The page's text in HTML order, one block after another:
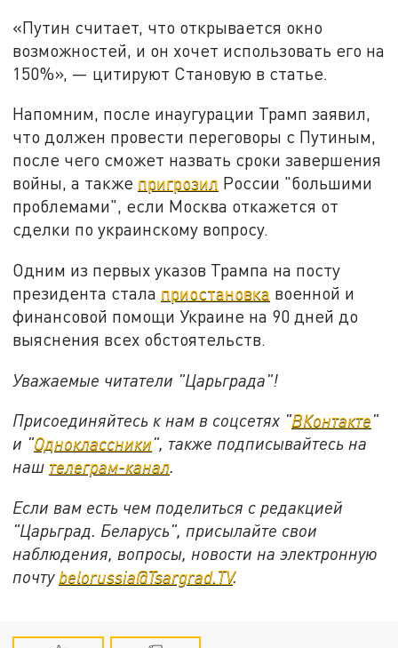
«Путин считает, что открывается окно
возможностей, и он хочет использовать его на
150%», — цитируют Становую в статье.
Напомним, после инаугурации Трамп заявил,
что должен провести переговоры с Путиным,
после чего сможет назвать сроки завершения
войны, а также пригрозил России "большими
проблемами", если Москва откажется от
сделки по украинскому вопросу.
Одним из первых указов Трампа на посту
президента стала приостановка военной и
финансовой помощи Украине на 90 дней до
выяснения всех обстоятельств.
Уважаемые читатели "Царьграда"!
Присоединяйтесь к нам в соцсетях "ВКонтакте"
и "Одноклассники", также подписывайтесь на
наш телеграм-канал.
Если вам есть чем поделиться с редакцией
"Царьград. Беларусь", присылайте свои
наблюдения, вопросы, новости на электронную
почту belorussia@Tsargrad.TV.